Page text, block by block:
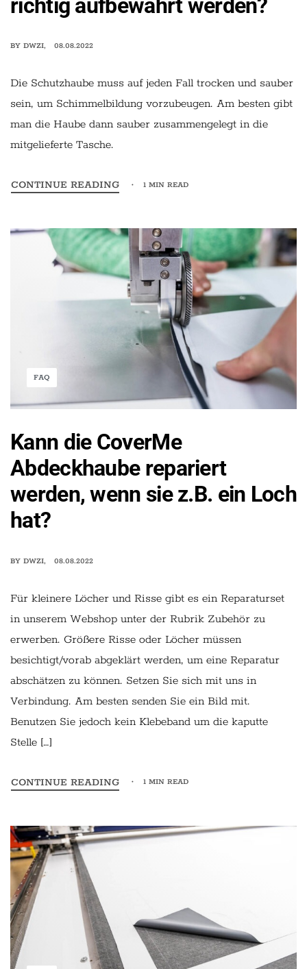
richtig aufbewahrt werden?
BY DWZI 08.08.2022
Die Schutzhaube muss auf jeden Fall trocken und sauber
sein, um Schimmelbildung vorzubeugen. Am besten gibt
man die Haube dann sauber zusammengelegt in die
mitgelieferte Tasche.
CONTINUE READING 1 MIN READ
FAQ
Kann die CoverMe
Abdeckhaube repariert
werden, wenn sie z.B. ein Loch
hat?
BY DWZI 08.08.2022
Für kleinere Löcher und Risse gibt es ein Reparaturset
in unserem Webshop unter der Rubrik Zubehör zu
erwerben. Größere Risse oder Löcher müssen
besichtigt/vorab abgeklärt werden, um eine Reparatur
abschätzen zu können. Setzen Sie sich mit uns in
Verbindung. Am besten senden Sie ein Bild mit.
Benutzen Sie jedoch kein Klebeband um die kaputte
Stelle […]
CONTINUE READING 1 MIN READ